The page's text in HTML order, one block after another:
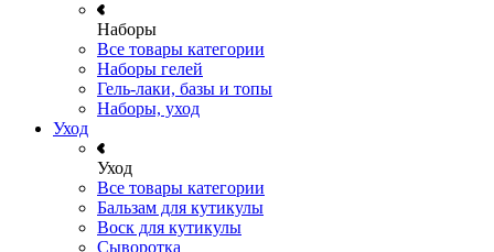
Наборы
Все товары категории
Наборы гелей
Гель-лаки, базы и топы
Наборы, уход
Уход
Уход
Все товары категории
Бальзам для кутикулы
Воск для кутикулы
Сыворотка